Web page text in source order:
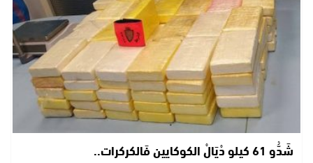
شَدُّو 61 كيلو دْيَالْ الكوكايين فَالكركرات..